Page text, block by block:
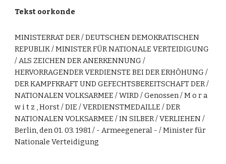
Tekst oorkonde
MINISTERRAT DER / DEUTSCHEN DEMOKRATISCHEN
REPUBLIK / MINISTER FÜR NATIONALE VERTEIDIGUNG
/ ALS ZEICHEN DER ANERKENNUNG /
HERVORRAGENDER VERDIENSTE BEI DER ERHÖHUNG /
DER KAMPFKRAFT UND GEFECHTSBEREITSCHAFT DER /
NATIONALEN VOLKSARMEE / WIRD / Genossen / M o r a
w i t z , Horst / DIE / VERDIENSTMEDAILLE / DER
NATIONALEN VOLKSARMEE / IN SILBER / VERLIEHEN /
Berlin, den 01. 03. 1981 / - Armeegeneral - / Minister für
Nationale Verteidigung